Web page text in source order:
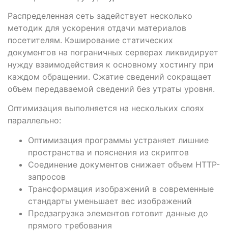
Распределенная сеть задействует несколько
методик для ускорения отдачи материалов
посетителям. Кэширование статических
документов на пограничных серверах ликвидирует
нужду взаимодействия к основному хостингу при
каждом обращении. Сжатие сведений сокращает
объем передаваемой сведений без утраты уровня.
Оптимизация выполняется на нескольких слоях
параллельно:
Оптимизация программы устраняет лишние
пространства и пояснения из скриптов
Соединение документов снижает объем HTTP-
запросов
Трансформация изображений в современные
стандарты уменьшает вес изображений
Предзагрузка элементов готовит данные до
прямого требования